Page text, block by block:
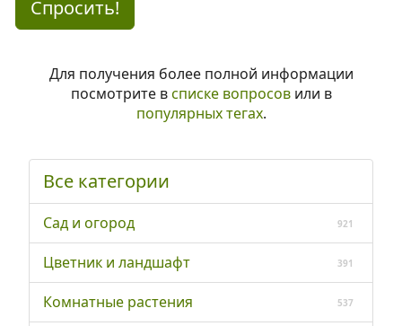
Спросить!
Для получения более полной информации
посмотрите всписке вопросовили в
популярных тегах.
Все категории
Сад и огород 921
Цветник и ландшафт 391
Комнатные растения 537